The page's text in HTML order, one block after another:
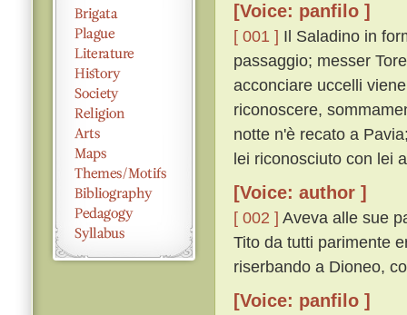
[Voice: panfilo ]
[ 001 ] Il Saladino in
passaggio; messer
acconciare uccelli
riconoscere,
notte n'è recato a
lei riconosciuto con lei
[Voice: author ]
[ 002 ] Aveva alle sue
Tito da tutti parimente
riserbando a Dioneo,
[Voice: panfilo ]